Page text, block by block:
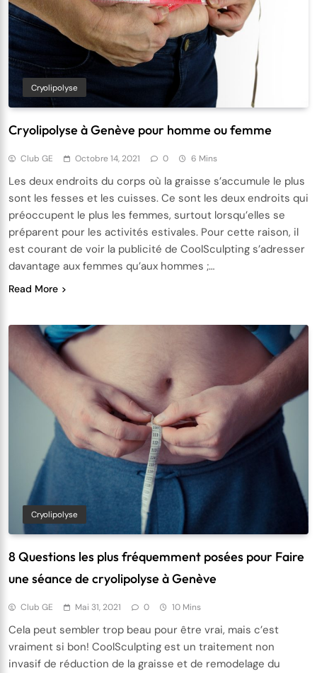
Cryolipolyse
Cryolipolyse à Genève pour homme ou femme
Club GE Octobre 14, 2021 0 6 Mins
Les deux endroits du corps où la graisse s’accumule le plus
sont les fesses et les cuisses. Ce sont les deux endroits qui
préoccupent le plus les femmes, surtout lorsqu’elles se
préparent pour les activités estivales. Pour cette raison, il
est courant de voir la publicité de CoolSculpting s’adresser
davantage aux femmes qu’aux hommes ;…
Read More
Cryolipolyse
8 Questions les plus fréquemment posées pour Faire
une séance de cryolipolyse à Genève
Club GE Mai 31, 2021 0 10 Mins
Cela peut sembler trop beau pour être vrai, mais c’est
vraiment si bon! CoolSculpting est un traitement non
invasif de réduction de la graisse et de remodelage du